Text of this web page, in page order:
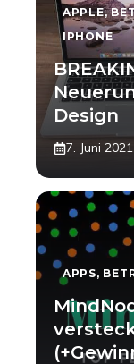
APPLE,
IPHONE
Design
7. Juni 2021
APPS,